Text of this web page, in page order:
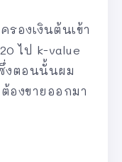
องเงินต้นเข้า
ไป k-value
งตอนนั้นผม
องขายออกมา